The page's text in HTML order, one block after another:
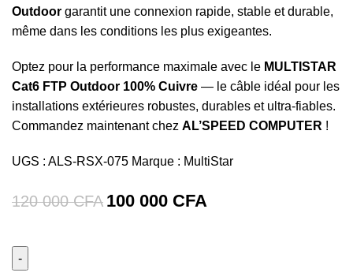
Outdoor garantit une connexion rapide, stable et durable,
même dans les conditions les plus exigeantes.
Optez pour la performance maximale avec le MULTISTAR
Cat6 FTP Outdoor 100% Cuivre — le câble idéal pour les
installations extérieures robustes, durables et ultra-fiables.
Commandez maintenant chez AL’SPEED COMPUTER !
UGS : ALS-RSX-075 Marque : MultiStar
120 000CFA 100 000 CFA